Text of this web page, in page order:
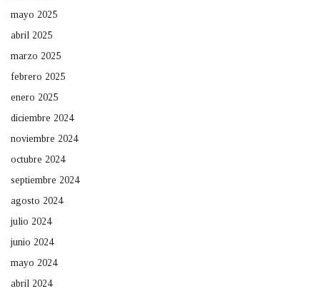
mayo 2025
abril 2025
marzo 2025
febrero 2025
enero 2025
diciembre 2024
noviembre 2024
octubre 2024
septiembre 2024
agosto 2024
julio 2024
junio 2024
mayo 2024
abril 2024